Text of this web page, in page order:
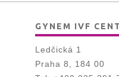
GYNEM IVF
Ledčická 1
Praha 8, 184 00